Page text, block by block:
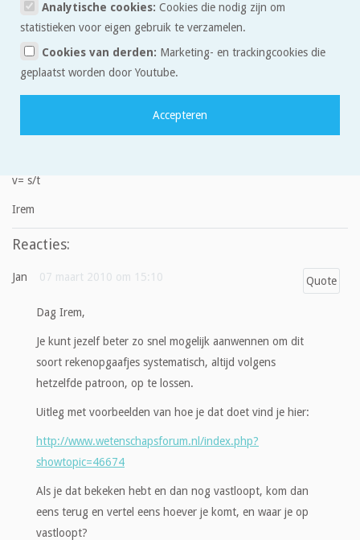
Ik heb moeite bij het oplossen van een vraag. Ik weet niet waar ik
moet beginnen en dit moet aanpakken. Zou u mij kunnen helpen?
De vraag is als volgt:
de duinen. Als het paard om 11.40 uur terug komt bij de manege
v= s/t
Irem
Reacties:
Jan 07 maart 2010 om 15:10 Quote
Dag Irem,
Je kunt jezelf beter zo snel mogelijk aanwennen om dit
soort rekenopgaafjes systematisch, altijd volgens
hetzelfde patroon, op te lossen.
Uitleg met voorbeelden van hoe je dat doet vind je hier:
http://www.wetenschapsforum.nl/index.php?
showtopic=46674
Als je dat bekeken hebt en dan nog vastloopt, kom dan
eens terug en vertel eens hoever je komt, en waar je op
vastloopt?
Analytische cookies: Cookies die nodig zijn om
statistieken voor eigen gebruik te verzamelen.
Cookies van derden: Marketing- en trackingcookies die
geplaatst worden door Youtube.